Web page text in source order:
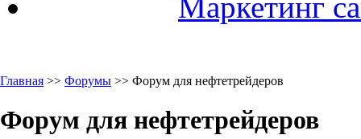
Главная >> Форумы >> Форум для нефтетрейдеров
Форум для нефтетрейдеров